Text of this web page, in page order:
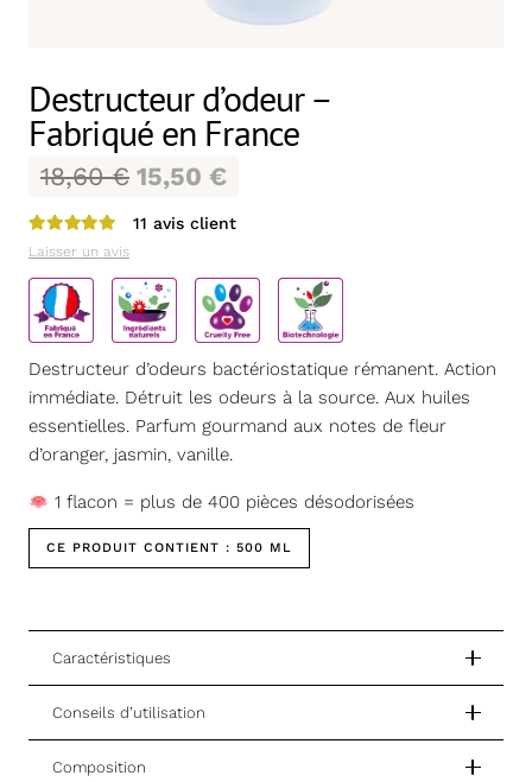
Destructeur d’odeur –
Fabriqué en France
18,60€ 15,50 €
Note 5.00
11 avis client
Laisser un avis
Destructeur d’odeurs bactériostatique rémanent. Action
immédiate. Détruit les odeurs à la source. Aux huiles
essentielles. Parfum gourmand aux notes de fleur
d’oranger, jasmin, vanille.
1 flacon = plus de 400 pièces désodorisées
CE PRODUIT CONTIENT : 500 ML
Caractéristiques
Conseils d’utilisation
Composition